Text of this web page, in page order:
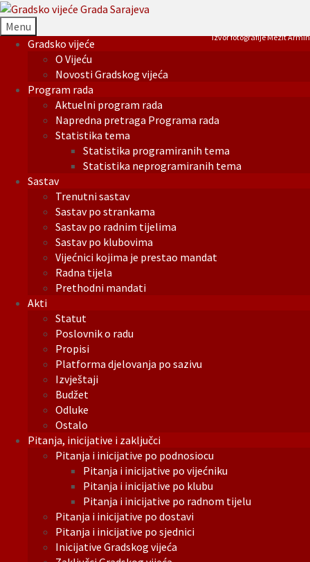
Menu
Gradsko vijeće
O Vijeću
Novosti Gradskog vijeća
Program rada
Aktuelni program rada
Napredna pretraga Programa rada
Statistika tema
Statistika programiranih tema
Statistika neprogramiranih tema
Sastav
Trenutni sastav
Sastav po strankama
Sastav po radnim tijelima
Sastav po klubovima
Vijećnici kojima je prestao mandat
Radna tijela
Prethodni mandati
Akti
Statut
Poslovnik o radu
Propisi
Platforma djelovanja po sazivu
Izvještaji
Budžet
Odluke
Ostalo
Pitanja, inicijative i zaključci
Pitanja i inicijative po podnosiocu
Pitanja i inicijative po vijećniku
Pitanja i inicijative po klubu
Pitanja i inicijative po radnom tijelu
Pitanja i inicijative po dostavi
Pitanja i inicijative po sjednici
Inicijative Gradskog vijeća
Izvor fotografije Mezit Armin